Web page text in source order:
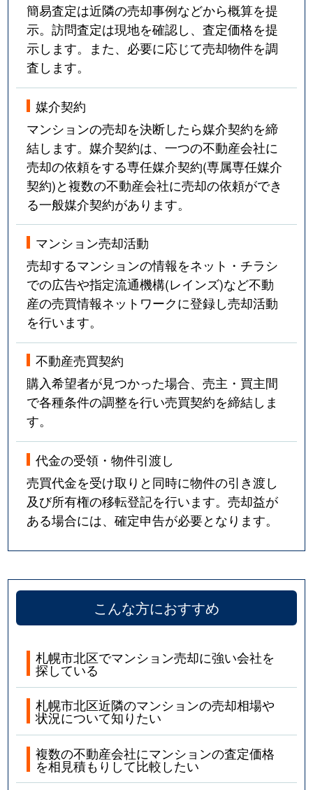
簡易査定は近隣の売却事例などから概算を提
示。訪問査定は現地を確認し、査定価格を提
示します。また、必要に応じて売却物件を調
査します。
媒介契約
マンションの売却を決断したら媒介契約を締
結します。媒介契約は、一つの不動産会社に
売却の依頼をする専任媒介契約(専属専任媒介
契約)と複数の不動産会社に売却の依頼ができ
る一般媒介契約があります。
マンション売却活動
売却するマンションの情報をネット・チラシ
での広告や指定流通機構(レインズ)など不動
産の売買情報ネットワークに登録し売却活動
を行います。
不動産売買契約
購入希望者が見つかった場合、売主・買主間
で各種条件の調整を行い売買契約を締結しま
す。
代金の受領・物件引渡し
売買代金を受け取りと同時に物件の引き渡し
及び所有権の移転登記を行います。売却益が
ある場合には、確定申告が必要となります。
こんな方におすすめ
札幌市北区でマンション売却に強い会社を
探している
札幌市北区近隣のマンションの売却相場や
状況について知りたい
複数の不動産会社にマンションの査定価格
を相見積もりして比較したい